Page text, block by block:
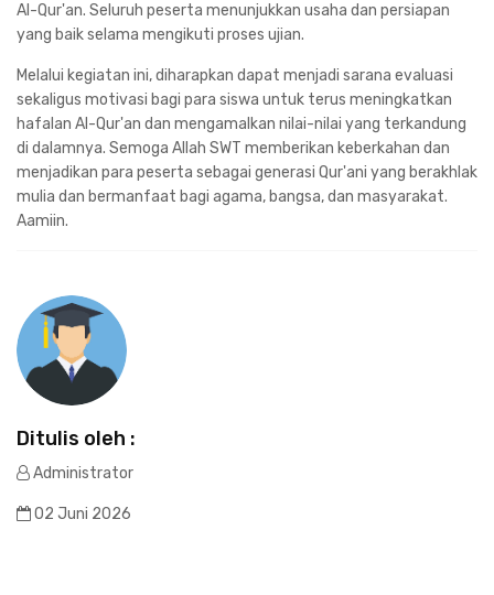
Al-Qur'an. Seluruh peserta menunjukkan usaha dan persiapan
yang baik selama mengikuti proses ujian.
Melalui kegiatan ini, diharapkan dapat menjadi sarana evaluasi
sekaligus motivasi bagi para siswa untuk terus meningkatkan
hafalan Al-Qur'an dan mengamalkan nilai-nilai yang terkandung
di dalamnya. Semoga Allah SWT memberikan keberkahan dan
menjadikan para peserta sebagai generasi Qur'ani yang berakhlak
mulia dan bermanfaat bagi agama, bangsa, dan masyarakat.
Aamiin.
Ditulis oleh :
Administrator
02 Juni 2026